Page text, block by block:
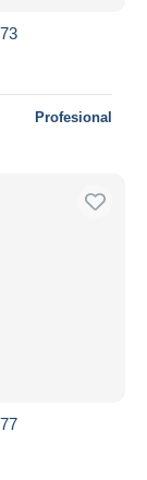
Profesional